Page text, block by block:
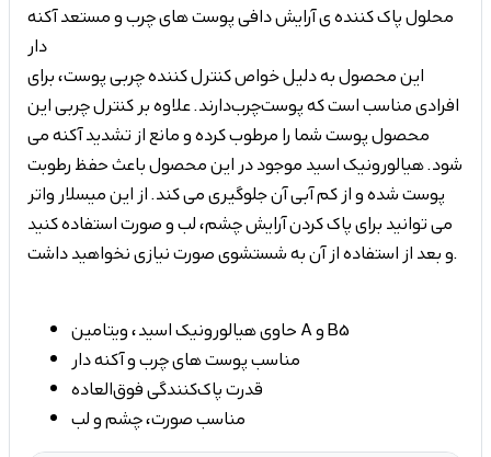
محلول پاک کننده ی آرایش دافی پوست های چرب و مستعد آکنه
دار
این محصول به دلیل خواص کنترل کننده چربی پوست، برای
افرادی مناسب است که پوست چربدارند. علاوه بر کنترل چربی این
محصول پوست شما را مرطوب کرده و مانع از تشدید آکنه می
شود. هیالورونیک اسید موجود در این محصول باعث حفظ رطوبت
پوست شده و از کم آبی آن جلوگیری می کند. از این میسلار واتر
می توانید برای پاک کردن آرایش چشم، لب و صورت استفاده کنید
و بعد از استفاده از آن به شستشوی صورت نیازی نخواهید داشت.
حاوی هیالورونیک اسید، ویتامین A و B5
مناسب پوست های چرب و آکنه دار
قدرت پاک‌کنندگی فوق‌العاده
مناسب صورت، چشم و لب